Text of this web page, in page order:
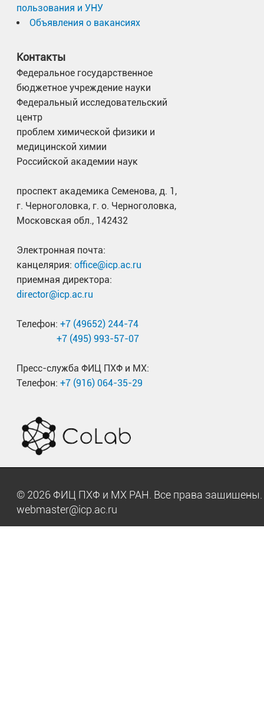
пользования и УНУ
Объявления о вакансиях
Контакты
Федеральное государственное
бюджетное учреждение науки
Федеральный исследовательский
центр
проблем химической физики и
медицинской химии
Российской академии наук
проспект академика Семенова, д. 1,
г. Черноголовка, г. о. Черноголовка,
Московская обл., 142432
Электронная почта:
канцелярия: office@icp.ac.ru
приемная директора:
director@icp.ac.ru
Телефон: +7 (49652) 244-74
+7 (495) 993-57-07
Пресс-служба ФИЦ ПХФ и МХ:
Телефон: +7 (916) 064-35-29
© 2026 ФИЦ ПХФ и МХ РАН. Все права
webmaster@icp.ac.ru